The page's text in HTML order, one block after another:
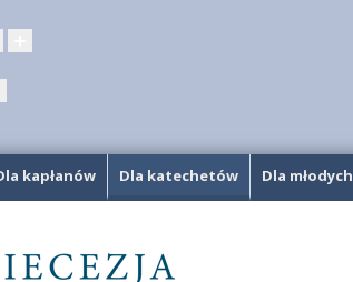
kapłanów Dla katechetów Dla młodych